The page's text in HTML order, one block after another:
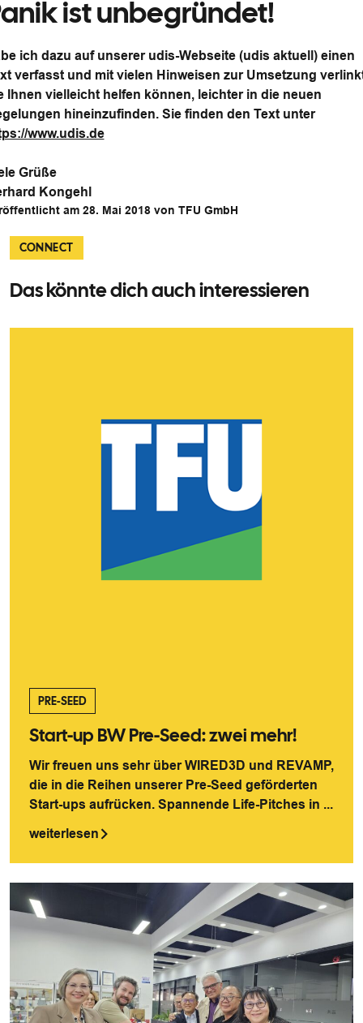
ist unbegründet!
ich dazu auf unserer udis-Webseite (udis aktuell) einen
verfasst und mit vielen Hinweisen zur Umsetzung
Ihnen vielleicht helfen können, leichter in die neuen
hineinzufinden. Sie finden den Text unter
www.udis.de
Grüße
Kongehl
am 28. Mai 2018 von TFU GmbH
CONNECT
Das könnte dich auch interessieren
PRE-SEED
Start-up BW Pre-Seed: zwei mehr!
Wir freuen uns sehr über WIRED3D und REVAMP,
die in die Reihen unserer Pre-Seed geförderten
Start-ups aufrücken. Spannende Life-Pitches in ...
weiterlesen